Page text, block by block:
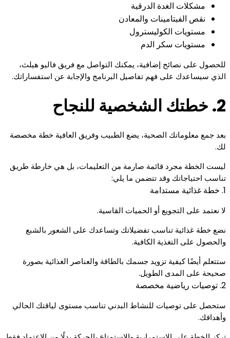
مشكلات الغدة الدرقية
نقص الفيتامينات والمعادن
مستويات الكوليسترول
مستويات سكر الدم
للحصول على نصائح إضافية، يمكنك التواصل مع فريق فاليو هيلث،
الذي سيساعدك على فهم تفاصيل البرنامج والإجابة عن استفساراتك.
2. خطتك الشخصية للنجاح
بعد جمع معلوماتك الصحية، يضع الطبيب وفريق العافية خطة مخصصة
لك.
ليست الخطة مجرد قائمة صارمة من التعليمات، بل هي خارطة طريق
تناسب احتياجاتك وقد تتضمن ما يلي:
1. خطة غذائية مستدامة
لا نعتمد على التجويع أو الحميات القاسية.
نضع خطة غذائية تناسب تفضيلاتك وتساعدك على الشعور بالشبع
والحصول على التغذية الكافية.
ستتعلم أيضًا كيفية تزويد جسمك بالطاقة والعناصر الغذائية بصورة
صحيحة على المدى الطويل.
2. توصيات رياضية مخصصة
ستحصل على توصيات للنشاط البدني تناسب مستوى لياقتك الحالي
وأهدافك.